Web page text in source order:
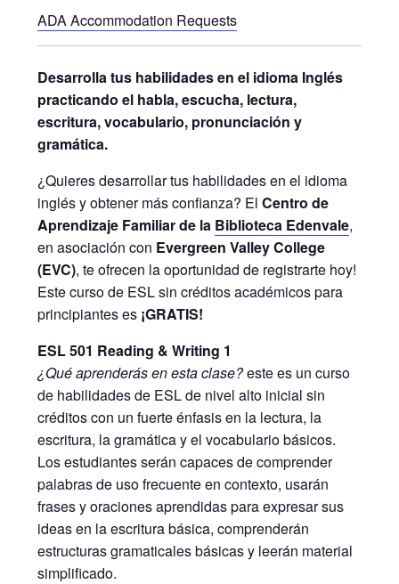
ADA Accommodation Requests
Desarrolla tus habilidades en el idioma Inglés
practicando el habla, escucha, lectura,
escritura, vocabulario, pronunciación y
gramática.
¿Quieres desarrollar tus habilidades en el idioma
inglés y obtener más confianza? ElCentro de
Aprendizaje Familiar de la Biblioteca Edenvale,
en asociación con Evergreen Valley College
(EVC), te ofrecen la oportunidad de registrarte hoy!
Este curso de ESL sin créditos académicos para
principiantes es ¡GRATIS!
ESL 501 Reading & Writing 1
¿Qué aprenderás en esta clase?este es un curso
de habilidades de ESL de nivel alto inicial sin
créditos con un fuerte énfasis en la lectura, la
escritura, la gramática y el vocabulario básicos.
Los estudiantes serán capaces de comprender
palabras de uso frecuente en contexto, usarán
frases y oraciones aprendidas para expresar sus
ideas en la escritura básica, comprenderán
estructuras gramaticales básicas y leerán material
simplificado.